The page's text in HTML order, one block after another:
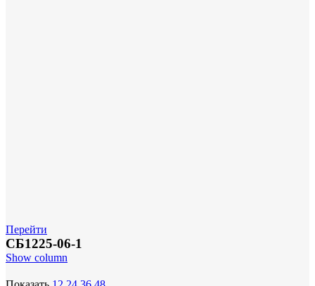
Перейти
СБ1225-06-1
Show column